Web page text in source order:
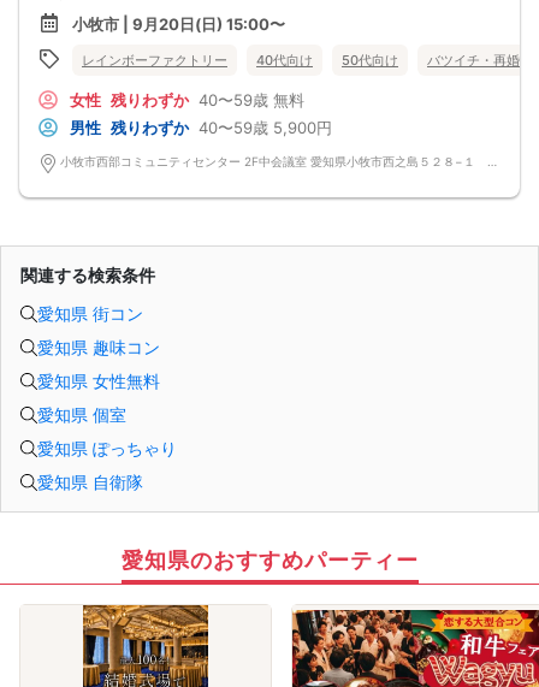
小牧市 | 9月20日(日) 15:00〜
レインボーファクトリー 40代向け 50代向け バツイチ・再婚
女性 残りわずか 40〜59歳 無料
男性 残りわずか 40〜59歳 5,900円
関連する検索条件
愛知県 街コン
愛知県 趣味コン
愛知県 女性無料
愛知県 個室
愛知県 ぽっちゃり
愛知県 自衛隊
愛知県のおすすめパーティー